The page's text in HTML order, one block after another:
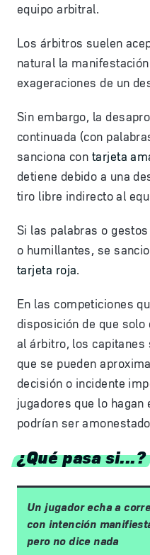
equipo arbitral.
Los árbitros suelen
natural la
exageraciones de un
Sin embargo, la
continuada (con
sanciona con tarjeta
detiene debido a una
tiro libre indirecto al
Si las palabras o
o humillantes, se
tarjeta roja.
En las competiciones
disposición de que solo
al árbitro, los capitanes
que se pueden
decisión o incidente
jugadores que lo
podrían ser
¿Qué pasa si...?
Un jugador echa a
con intención
pero no dice nada